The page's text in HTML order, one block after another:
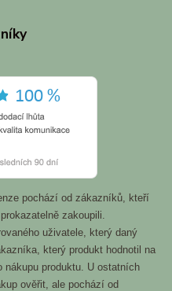
pochází od zákazníků, kteří
zakoupili.
uživatele, který daný
který produkt hodnotil na
nákupu produktu. U ostatních
ověřit, ale pochází od